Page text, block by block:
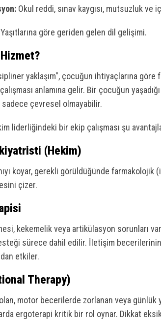
Okul reddi, sınav kaygısı, mutsuzluk ve
Yaşıtlarına göre geriden gelen dil gelişimi.
yaklaşım", çocuğun ihtiyaçlarına göre
anlamına gelir. Bir çocuğun
çevresel olmayabilir.
liderliğindeki bir ekip çalışması şu
(Hekim)
koyar, gerekli görüldüğünde farmakolojik
çizer.
kekemelik veya artikülasyon sorunları
sürece dahil edilir. İletişim
etkiler.
Therapy)
motor becerilerde zorlanan veya günlük
ergoterapi kritik bir rol oynar. Dikkat